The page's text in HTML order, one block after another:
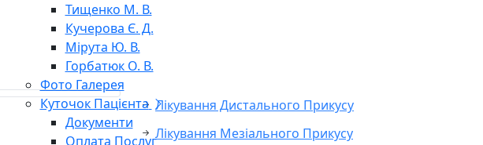
Тищенко М. В.
Кучерова Є. Д.
Мірута Ю. В.
Горбатюк О. В.
Фото Галерея
Куточок Пацієнта
Документи
Оплата Послуг
Лікування Дистального Прикусу
Лікування Мезіального Прикусу